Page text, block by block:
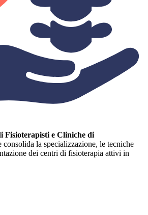
Fisioterapisti e Cliniche di
consolida la specializzazione, le tecniche
dei centri di fisioterapia attivi in